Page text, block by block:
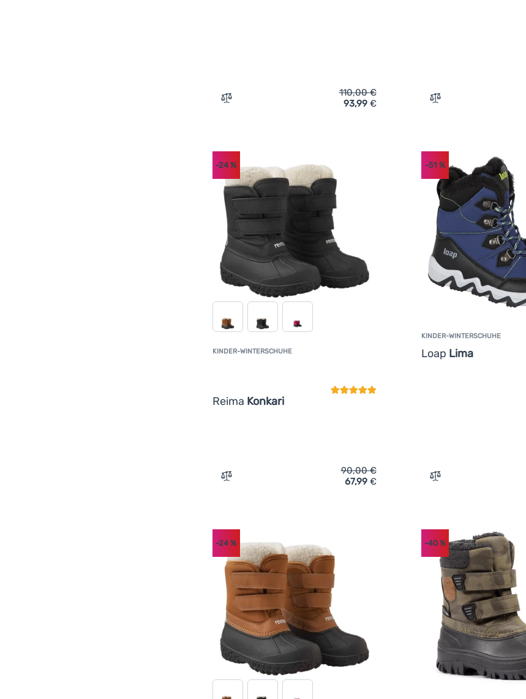
Zum Vergleich 'Kinderschuhe Reima Ensilumi Kids' hinzufügen
110,00€
93,99 € Zum Vergleich
KINDER-WINTERSCHUHE
Reima Konkari
-24 %
Zum Vergleich 'Kinder-Winterschuhe Reima Konkari' hinzufügen
90,00€
67,99 €
KINDER-WINTERSCHUHE
Loap Lima
-51 %
Zum Vergleich
-24 % -40%